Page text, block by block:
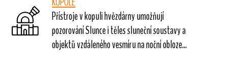
Přístroje v kopuli hvězdárny umožňují
pozorování Slunce i těles sluneční soustavy a
objektů vzdáleného vesmíru na noční obloze...